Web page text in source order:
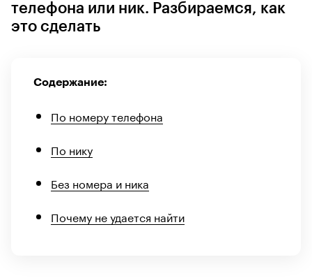
телефона или ник. Разбираемся, как
это сделать
Содержание:
По номеру телефона
По нику
Без номера и ника
Почему не удается найти